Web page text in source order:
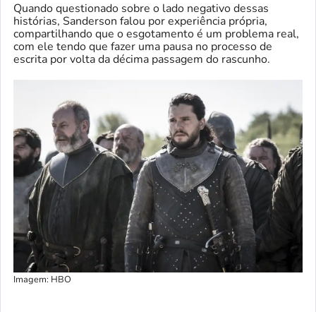
Quando questionado sobre o lado negativo dessas
histórias, Sanderson falou por experiência própria,
compartilhando que o esgotamento é um problema real,
com ele tendo que fazer uma pausa no processo de
escrita por volta da décima passagem do rascunho.
Imagem: HBO